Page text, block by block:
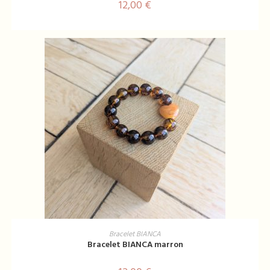
12,00 €
AJOUTER AU PANIER
Bracelet BIANCA
Bracelet BIANCA marron